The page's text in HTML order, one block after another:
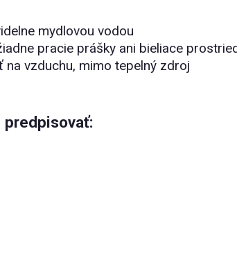
mydlovou vodou
pracie prášky ani bieliace
vzduchu, mimo tepelný zdroj
predpisovať: